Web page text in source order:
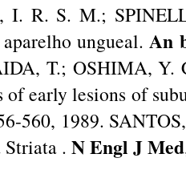
I. R. S. M.;
ungueal.An
T.; OSHIMA, Y.
of early lesions of
560, 1989.
. N Engl J Med